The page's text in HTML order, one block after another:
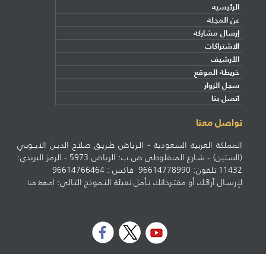
الرئيسيه
عن المجلة
إرسال مشاركة
الاشتراكات
الأرشيف
خريطة الموقع
سجل الزوار
اتصل بنا
تواصل معنا
المملكة العربية السعودية - الـرياض طـريـق صلاح الديـن الايــوبي
(الستين) - شـارع المنفلوطي ص.ب: الرياض 5973 - الرمز البريدي:
11432 تلفون: 96614778990 فاكس : 96614766464
لإرسـال آرائـك أو مقتـرحاتك نـأمل تعبئة النـموذج التـالي:أضغط هنا